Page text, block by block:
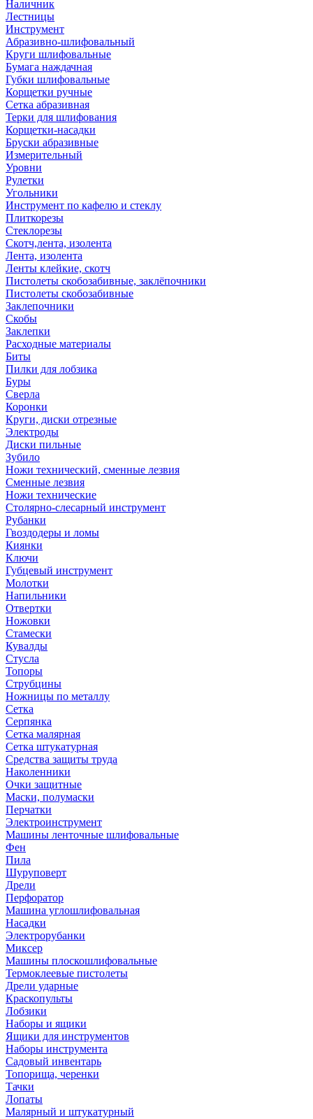
Наличник
Лестницы
Инструмент
Абразивно-шлифовальный
Круги шлифовальные
Бумага наждачная
Губки шлифовальные
Корщетки ручные
Сетка абразивная
Терки для шлифования
Корщетки-насадки
Бруски абразивные
Измерительный
Уровни
Рулетки
Угольники
Инструмент по кафелю и стеклу
Плиткорезы
Стеклорезы
Скотч,лента, изолента
Лента, изолента
Ленты клейкие, скотч
Пистолеты скобозабивные, заклёпочники
Пистолеты скобозабивные
Заклепочники
Скобы
Заклепки
Расходные материалы
Биты
Пилки для лобзика
Буры
Сверла
Коронки
Круги, диски отрезные
Электроды
Диски пильные
Зубило
Ножи технический, сменные лезвия
Сменные лезвия
Ножи технические
Столярно-слесарный инструмент
Рубанки
Гвоздодеры и ломы
Киянки
Ключи
Губцевый инструмент
Молотки
Напильники
Отвертки
Ножовки
Стамески
Кувалды
Стусла
Топоры
Струбцины
Ножницы по металлу
Сетка
Серпянка
Сетка малярная
Сетка штукатурная
Средства защиты труда
Наколенники
Очки защитные
Маски, полумаски
Перчатки
Электроинструмент
Машины ленточные шлифовальные
Фен
Пила
Шуруповерт
Дрели
Перфоратор
Машина углошлифовальная
Насадки
Электрорубанки
Миксер
Машины плоскошлифовальные
Термоклеевые пистолеты
Дрели ударные
Краскопульты
Лобзики
Наборы и ящики
Ящики для инструментов
Наборы инструмента
Садовый инвентарь
Топорища, черенки
Тачки
Лопаты
Малярный и штукатурный